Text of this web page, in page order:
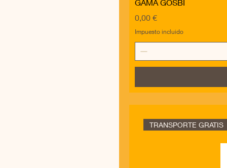
GAMA GOSBI
Precio
0,00 €
Impuesto incluido
TRANSPORTE GRATIS